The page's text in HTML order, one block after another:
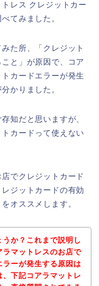
レス クレジットカー
てみました。
た所、「クレジット
と」が原因で、コア
カードエラーが発生
かりました。
知だと思いますが、
カードって使えない
でクレジットカード
ジットカードの有効
オススメします。
か？これまで説明し
マットレスのお店で
ラーが発生する原因は
下記コアラマットレ